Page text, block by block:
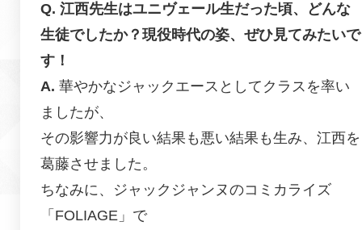
江西先生はユニヴェール生だった頃、どんな
生徒でしたか？現役時代の姿、ぜひ見てみたいで
す！
華やかなジャックエースとしてクラスを率い
ましたが、
その影響力が良い結果も悪い結果も生み、江西を
葛藤させました。
ちなみに、ジャックジャンヌのコミカライズ
「FOLIAGE」で